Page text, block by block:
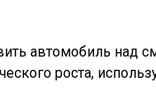
автомобиль над
роста,